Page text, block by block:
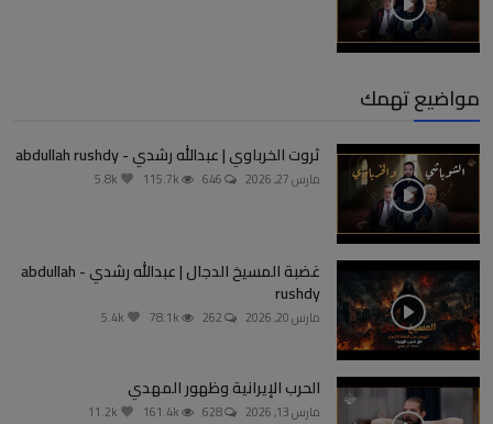
مواضيع تهمك
ثروت الخرباوي | عبدالله رشدي - abdullah rushdy
مارس 27, 2026
غضبة المسيخ الدجال | عبدالله رشدي - abdullah
rushdy
مارس 20, 2026
الحرب الإيرانية وظهور المهدي
مارس 13, 2026